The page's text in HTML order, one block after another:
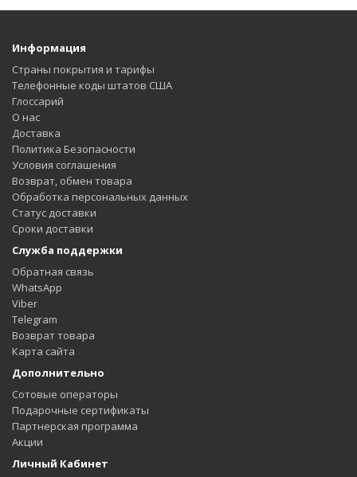
Информация
Страны покрытия и тарифы
Телефонные коды штатов США
Глоссарий
О нас
Доставка
Политика Безопасности
Условия соглашения
Возврат, обмен товара
Обработка персональных данных
Статус доставки
Сроки доставки
Служба поддержки
Обратная связь
WhatsApp
Viber
Telegram
Возврат товара
Карта сайта
Дополнительно
Сотовые операторы
Подарочные сертификаты
Партнерская программа
Акции
Личный Кабинет